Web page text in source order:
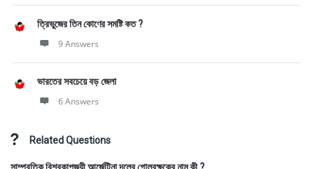
ত্রিভুজের তিন কোণের সমষ্টি কত ?
9 Answers
ভারতের সবচেয়ে বড় জেলা
6 Answers
Related Questions